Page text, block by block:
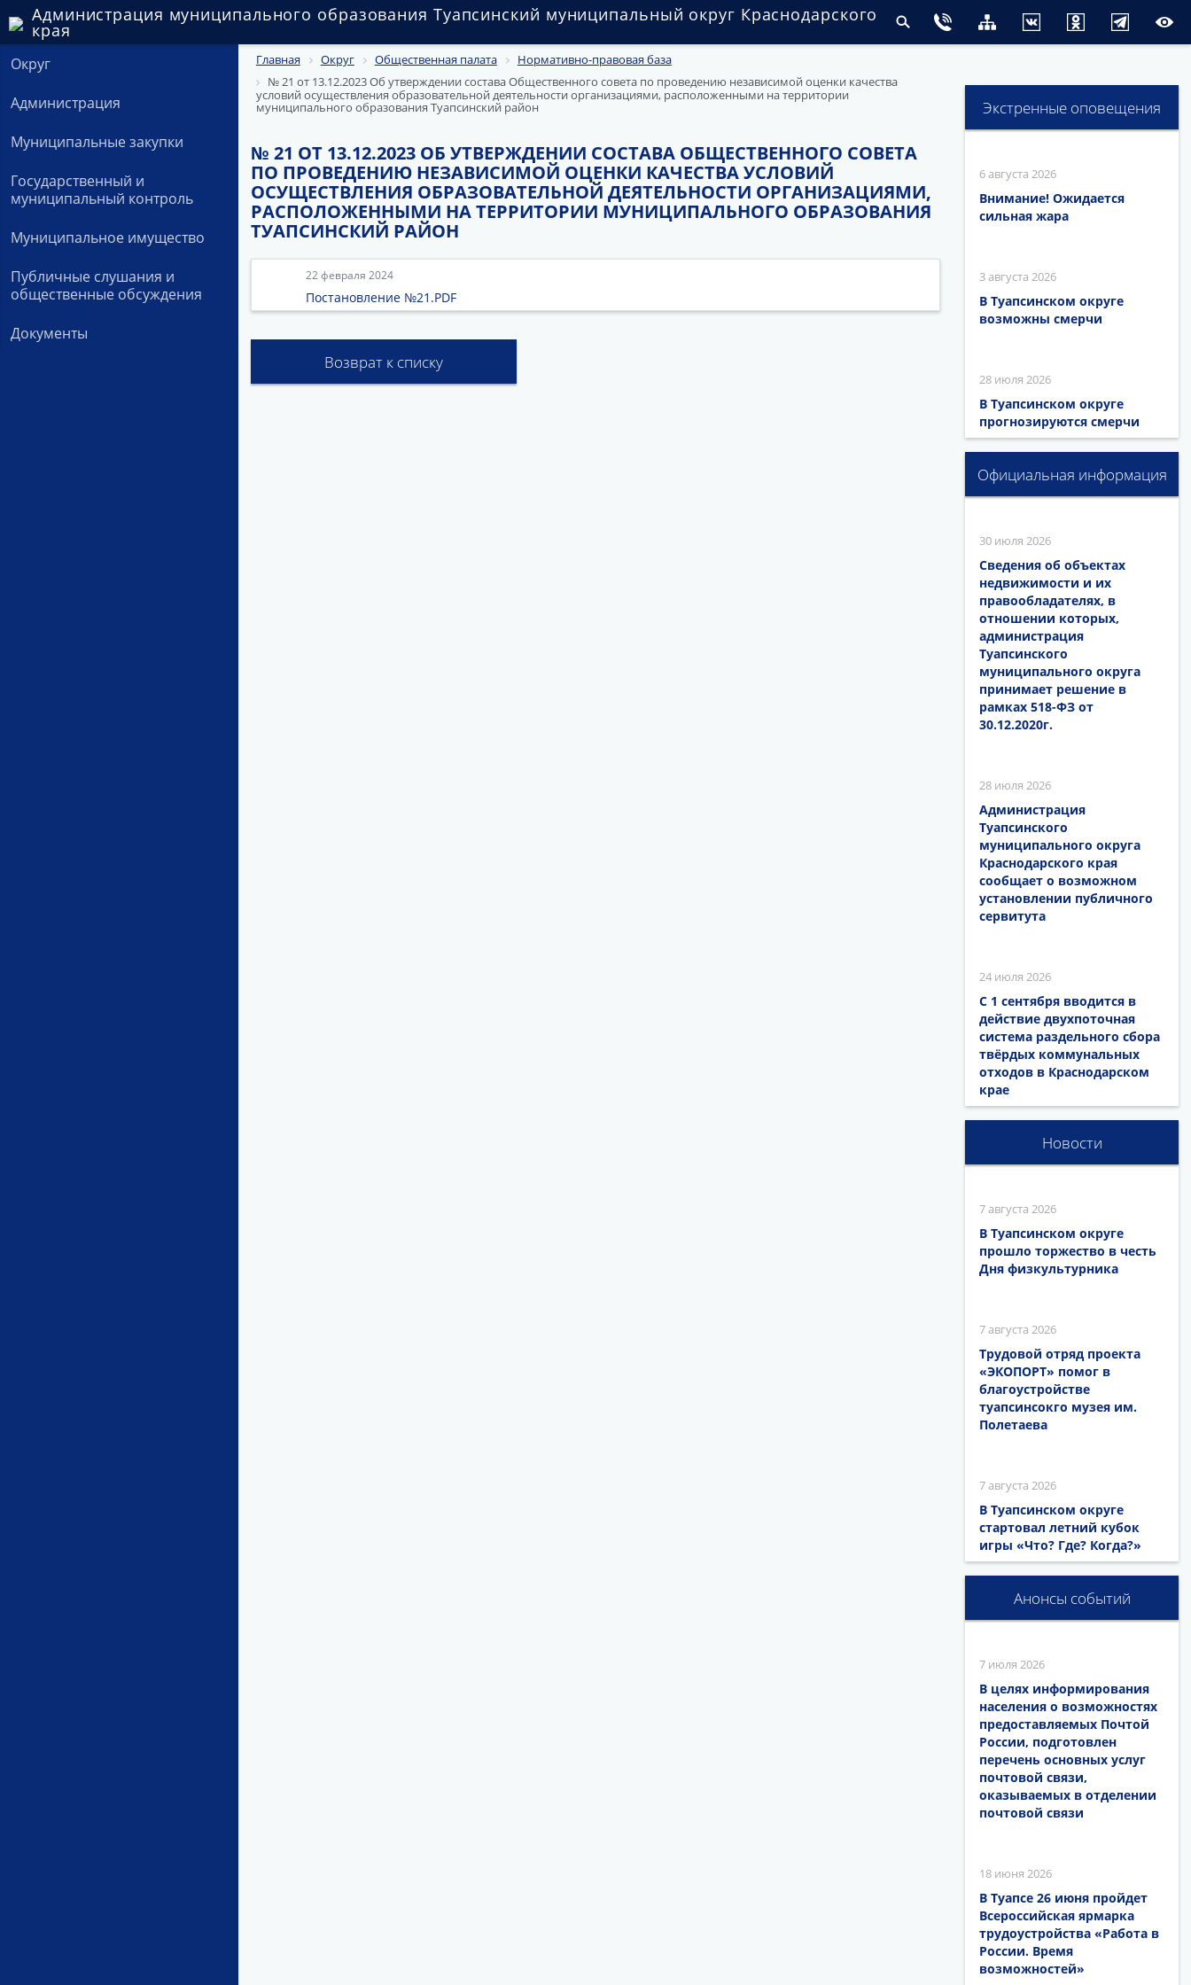
Администрация муниципального образования Туапсинский муниципальный округ Краснодарского
края
Округ
Администрация
Муниципальные закупки
Государственный и
муниципальный контроль
Муниципальное имущество
Публичные слушания и
общественные обсуждения
Документы
Главная Округ Общественная палата
Нормативно-правовая база
№ 21 от 13.12.2023 Об утверждении состава Общественного совета по проведению независимой оценки качества
условий осуществления образовательной деятельности организациями, расположенными на территории
муниципального образования Туапсинский район
№ 21 ОТ 13.12.2023 ОБ УТВЕРЖДЕНИИ СОСТАВА ОБЩЕСТВЕННОГО СОВЕТА
ПО ПРОВЕДЕНИЮ НЕЗАВИСИМОЙ ОЦЕНКИ КАЧЕСТВА УСЛОВИЙ
ОСУЩЕСТВЛЕНИЯ ОБРАЗОВАТЕЛЬНОЙ ДЕЯТЕЛЬНОСТИ ОРГАНИЗАЦИЯМИ,
РАСПОЛОЖЕННЫМИ НА ТЕРРИТОРИИ МУНИЦИПАЛЬНОГО ОБРАЗОВАНИЯ
ТУАПСИНСКИЙ РАЙОН
22 февраля 2024
Постановление №21.PDF
Возврат к списку
Экстренные оповещения
6 августа 2026
Внимание! Ожидается
сильная жара
3 августа 2026
В Туапсинском округе
возможны смерчи
28 июля 2026
В Туапсинском округе
прогнозируются смерчи
Официальная информация
30 июля 2026
Сведения об объектах
недвижимости и их
правообладателях, в
отношении которых,
администрация
Туапсинского
муниципального округа
принимает решение в
рамках 518-ФЗ от
30.12.2020г.
28 июля 2026
Администрация
Туапсинского
муниципального округа
Краснодарского края
сообщает о возможном
установлении публичного
сервитута
24 июля 2026
С 1 сентября вводится в
действие двухпоточная
система раздельного сбора
твёрдых коммунальных
отходов в Краснодарском
крае
Новости
7 августа 2026
В Туапсинском округе
прошло торжество в честь
Дня физкультурника
7 августа 2026
Трудовой отряд проекта
«ЭКОПОРТ» помог в
благоустройстве
туапсинсокго музея им.
Полетаева
7 августа 2026
В Туапсинском округе
стартовал летний кубок
игры «Что? Где? Когда?»
Анонсы событий
7 июля 2026
В целях информирования
населения о возможностях
предоставляемых Почтой
России, подготовлен
перечень основных услуг
почтовой связи,
оказываемых в отделении
почтовой связи
18 июня 2026
В Туапсе 26 июня пройдет
Всероссийская ярмарка
трудоустройства «Работа в
России. Время
возможностей»